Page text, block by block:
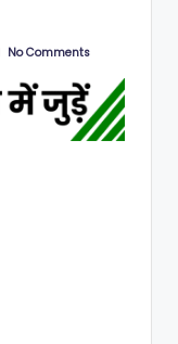
No Comments